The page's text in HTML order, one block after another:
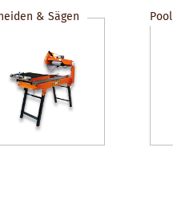
& Sägen Pool